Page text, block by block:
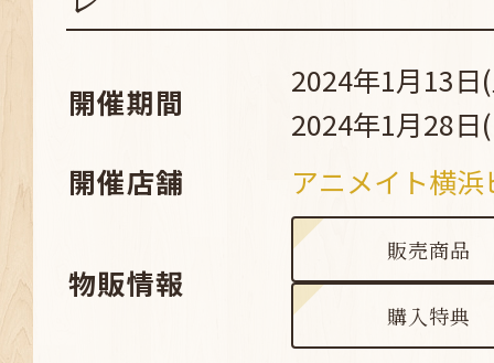
開催期間
2024年1月13日
2024年1月28日
開催店舗
アニメイト横浜
物販情報
販売商品
購入特典